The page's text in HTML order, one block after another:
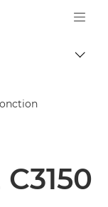
Logo, back to